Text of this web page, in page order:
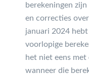
berekeningen
en correcties
januari 2024
voorlopige
het niet eens
wanneer die